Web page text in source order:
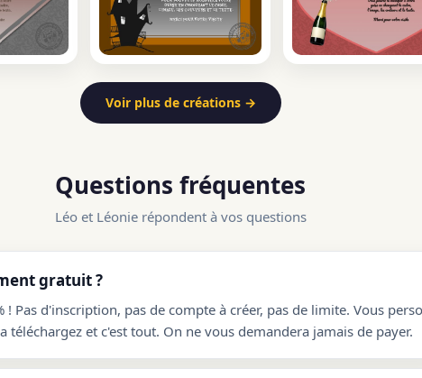
Voir plus de créations →
Questions fréquentes
Léo et Léonie répondent à vos questions
gratuit ?
! Pas d'inscription, pas de compte à créer, pas de limite. Vous
téléchargez et c'est tout. On ne vous demandera jamais de payer.